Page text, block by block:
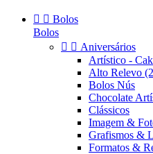
  Bolos
Bolos
  Aniversários
Artístico -
Alto Relevo
Bolos Nús
Chocolate
Clássicos
Imagem &
Grafismos &
Formatos &